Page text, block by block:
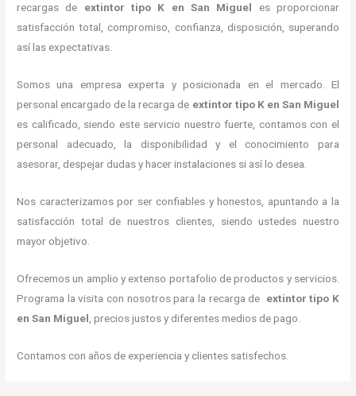
recargas de extintor tipo K en San Miguel es proporcionar
satisfacción total, compromiso, confianza, disposición, superando
así las expectativas.
Somos una empresa experta y posicionada en el mercado. El
personal encargado de la recarga de extintor tipo K en San Miguel
es calificado, siendo este servicio nuestro fuerte, contamos con el
personal adecuado, la disponibilidad y el conocimiento para
asesorar, despejar dudas y hacer instalaciones si así lo desea.
Nos caracterizamos por ser confiables y honestos, apuntando a la
satisfacción total de nuestros clientes, siendo ustedes nuestro
mayor objetivo.
Ofrecemos un amplio y extenso portafolio de productos y servicios.
Programa la visita con nosotros para la recarga de extintor tipo K
en San Miguel , precios justos y diferentes medios de pago.
Contamos con años de experiencia y clientes satisfechos.